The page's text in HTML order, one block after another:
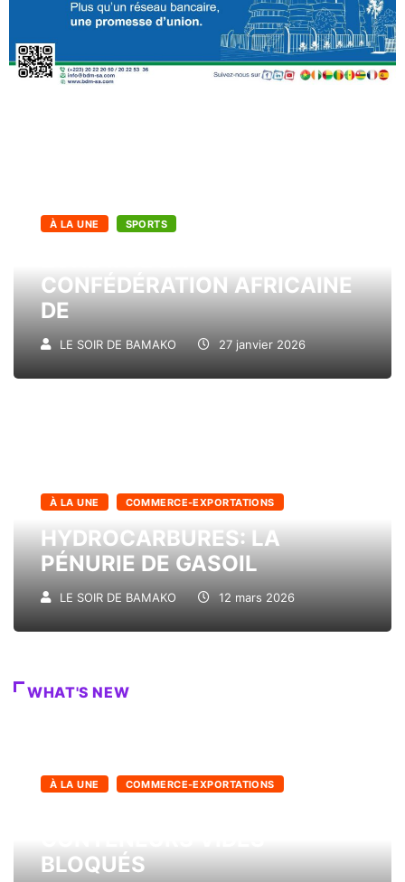
À LA UNE SPORTS
CONFÉDÉRATION AFRICAINE
DE
LE SOIR DE BAMAKO 27 janvier 2026
À LA UNE COMMERCE-EXPORTATIONS
HYDROCARBURES: LA
PÉNURIE DE GASOIL
LE SOIR DE BAMAKO 12 mars 2026
WHAT'S NEW
À LA UNE COMMERCE-EXPORTATIONS
BLOQUÉS